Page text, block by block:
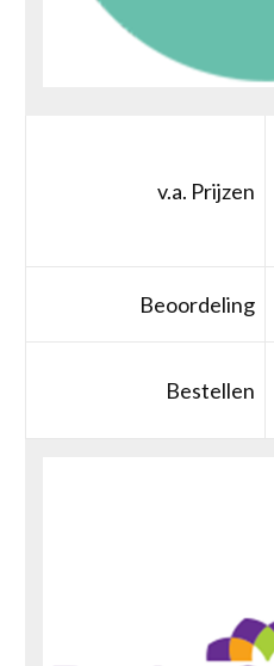
v.a. Prijzen
Beoordeling
Bestellen